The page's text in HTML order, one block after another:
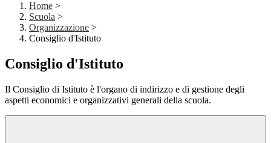
Home >
Scuola >
Organizzazione >
Consiglio d'Istituto
Consiglio d'Istituto
Il Consiglio di Istituto è l'organo di indirizzo e di gestione degli
aspetti economici e organizzativi generali della scuola.